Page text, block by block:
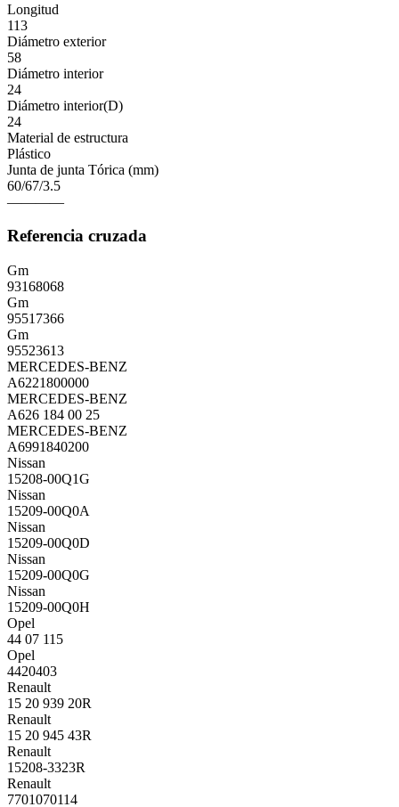
Longitud
113
Diámetro exterior
58
Diámetro interior
24
Diámetro interior(D)
24
Material de estructura
Plástico
Junta de junta Tórica (mm)
60/67/3.5
————
Referencia cruzada
Gm
93168068
Gm
95517366
Gm
95523613
MERCEDES-BENZ
A6221800000
MERCEDES-BENZ
A626 184 00 25
MERCEDES-BENZ
A6991840200
Nissan
15208-00Q1G
Nissan
15209-00Q0A
Nissan
15209-00Q0D
Nissan
15209-00Q0G
Nissan
15209-00Q0H
Opel
44 07 115
Opel
4420403
Renault
15 20 939 20R
Renault
15 20 945 43R
Renault
15208-3323R
Renault
7701070114